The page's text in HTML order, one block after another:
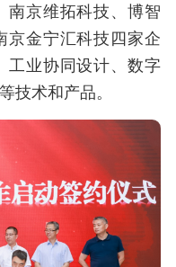
南京维拓科技、博智
京金宁汇科技四家企
工业协同设计、数字
技术和产品。